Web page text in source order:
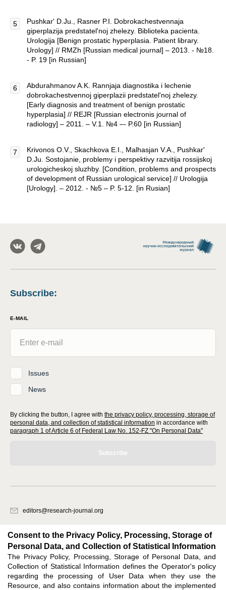
Pushkar' D.Ju., Rasner P.I. Dobrokachestvennaja
giperplazija predstatel'noj zhelezy. Biblioteka pacienta.
Urologija [Benign prostatic hyperplasia. Patient library.
Urology] // RMZh [Russian medical journal] – 2013. - №18.
- P. 19 [in Russian]
Abdurahmanov A.K. Rannjaja diagnostika i lechenie
dobrokachestvennoj giperplazii predstatel'noj zhelezy.
[Early diagnosis and treatment of benign prostatic
hyperplasia] // REJR [Russian electronis journal of
radiology] – 2011. – V.1. №4 –- P.60 [in Russian]
Krivonos O.V., Skachkova E.I., Malhasjan V.A., Pushkar'
D.Ju. Sostojanie, problemy i perspektivy razvitija rossijskoj
urologicheskoj sluzhby. [Condition, problems and prospects
of development of Russian urological service] // Urologija
[Urology]. – 2012. - №5 – P. 5-12. [in Rusian]
Subscribe:
E-MAIL
Issues
News
By clicking the button, I agree with the privacy policy, processing, storage of
personal data, and collection of statistical information in accordance with
paragraph 1 of Article 6 of Federal Law No. 152-FZ "On Personal Data"
Subscribe
editors@research-journal.org
office 1
Feedback
Consent to the Privacy Policy, Processing, Storage of
Personal Data, and Collection of Statistical Information
The Privacy Policy, Processing, Storage of Personal Data, and
Collection of Statistical Information defines the Operator's policy
regarding the processing of User Data when they use the
Resource, and also contains information about the implemented